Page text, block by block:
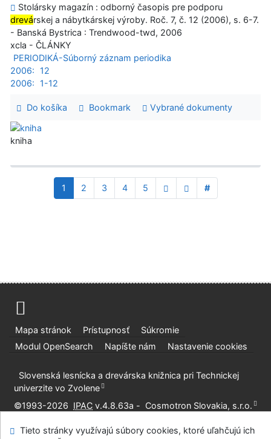
Stolársky magazín : odborný časopis pre podporu
drevárskej a nábytkárskej výroby. Roč. 7, č. 12 (2006), s. 6-7.
- Banská Bystrica : Trendwood-twd, 2006
xcla - ČLÁNKY
PERIODIKÁ-Súborný záznam periodika
2006:
12
2006:
1-12
Do košíka Bookmark Vybrané dokumenty
kniha
1 2 3 4 5 #
Mapa stránok Prístupnosť
Súkromie
Modul OpenSearch
Napíšte nám Nastavenie cookies
Slovenská lesnícka a drevárska knižnica pri Technickej
univerzite vo Zvolene
©1993-2026 IPAC v.4.8.63a - Cosmotron Slovakia, s.r.o.
Tieto stránky využívajú súbory cookies, ktoré uľahčujú ich